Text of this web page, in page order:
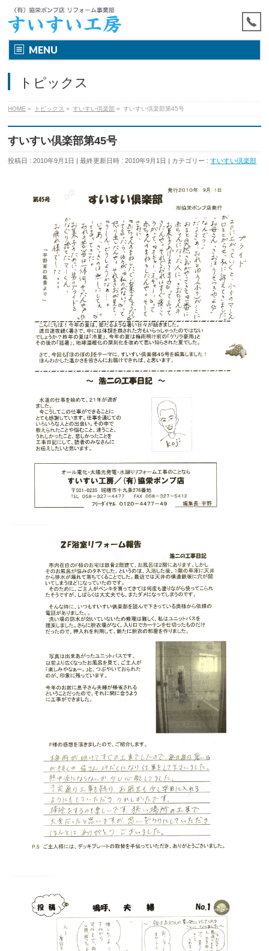
MENU
トピックス
HOME » トピックス » すいすい倶楽部 » すいすい倶楽部第45号
すいすい倶楽部第45号
投稿日 : 2010年9月1日 最終更新日時 : 2010年9月1日 カテゴリー :すいすい倶楽部